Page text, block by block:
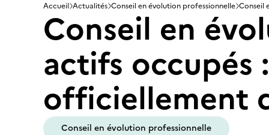
Accueil Actualités Conseil en évolution professionnelle Conseil
Conseil en
actifs occupés
officiellement
Conseil en évolution professionnelle